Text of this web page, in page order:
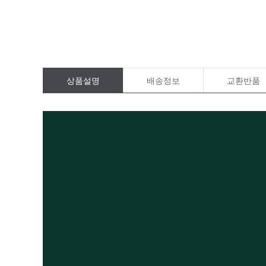
상품설명 배송정보 교환반품